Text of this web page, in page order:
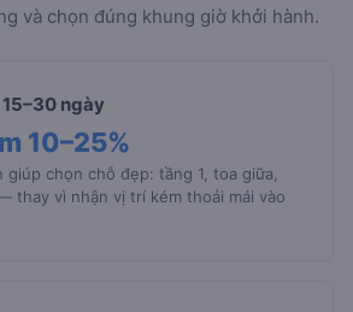
và chọn đúng khung giờ khởi hành.
ngày
10–25%
chọn chỗ đẹp: tầng 1, toa giữa,
thay vì nhận vị trí kém thoải mái vào